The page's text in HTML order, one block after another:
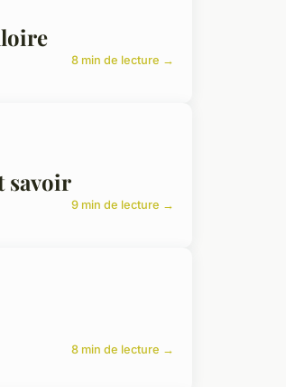
8 min de lecture →
savoir
9 min de lecture →
8 min de lecture →